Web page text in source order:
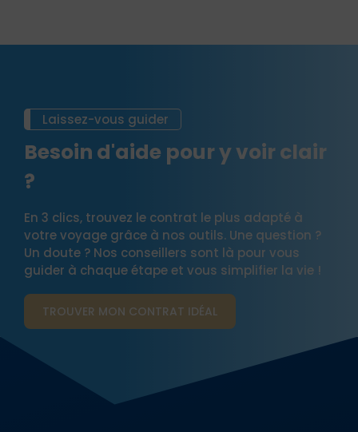
Laissez-vous guider
Besoin d'aide pour y voir clair
?
En 3 clics, trouvez le contrat le plus adapté à
votre voyage grâce à nos outils. Une question ?
Un doute ? Nos conseillers sont là pour vous
guider à chaque étape et vous simplifier la vie !
TROUVER MON CONTRAT​ IDÉAL